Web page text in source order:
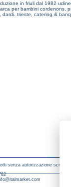
in friuli dal 1982 udine,
per bambini cordenons,
dardi. trieste, catering &
senza autorizzazione scritta.